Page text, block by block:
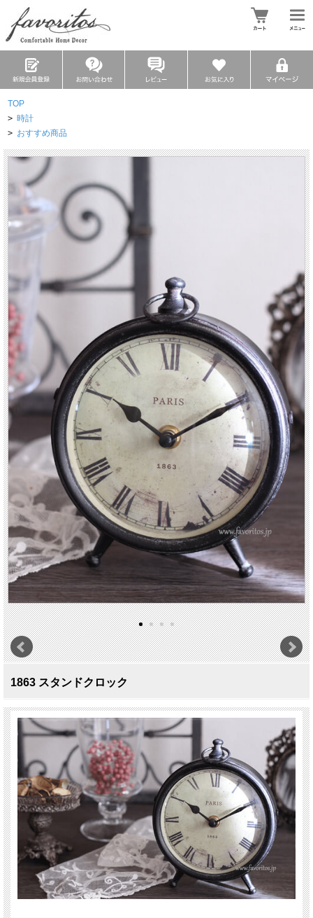
TOP
> 時計
> おすすめ商品
1863 スタンドクロック